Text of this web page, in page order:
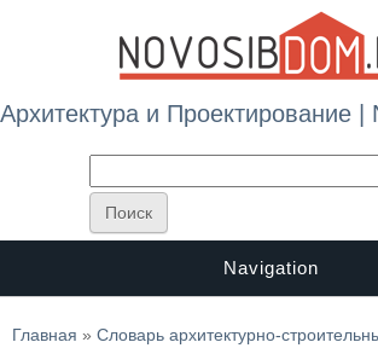
Архитектура и Проектирование |
Navigation
Вы здесь
Главная » Словарь архитектурно-